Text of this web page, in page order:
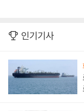
인기기사